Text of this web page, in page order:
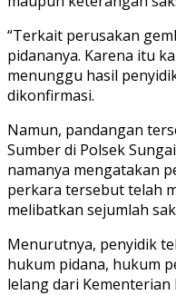
“Terkait perusakan
pidananya. Karena itu
menunggu hasil
dikonfirmasi.
Namun, pandangan
Sumber di Polsek
namanya mengatakan
perkara tersebut telah
melibatkan sejumlah
Menurutnya, penyidik
hukum pidana, hukum
lelang dari